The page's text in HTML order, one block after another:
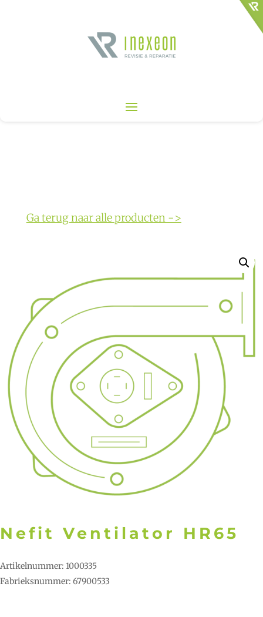
Ga terug naar alle producten ->
Nefit Ventilator HR65
Artikelnummer: 1000335
Fabrieksnummer: 67900533